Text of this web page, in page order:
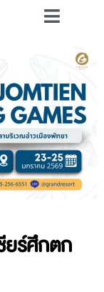
ยร์ศึกตก